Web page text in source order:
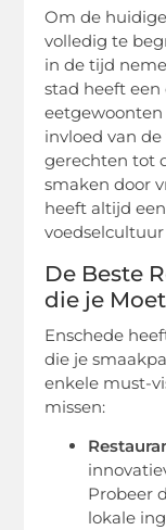
Om de
volledig te
in de tijd
stad heeft
eetgewoonten
invloed van
gerechten tot
smaken door
heeft altijd
De Beste
die je
Enschede
die je
enkele must-
missen:
Probeer
lokale